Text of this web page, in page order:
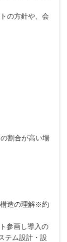
の方針や、会
割合が高い場
造の理解※約
参画し導入の
テム設計・設